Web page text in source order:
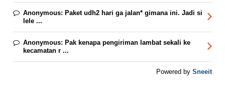
Anonymous: Paket udh2 hari ga jalan* gimana ini. Jadi si
lele ...
Anonymous: Pak kenapa pengiriman lambat sekali ke
kecamatan r ...
Powered by Sneeit